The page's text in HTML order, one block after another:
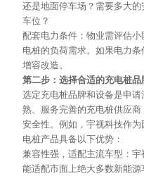
还是地面停车场？需要多大
车位？
配套电力条件：物业需评估
电桩的负荷需求。如果电力
增容改造。
第二步：选择合适的充电桩品
选定充电桩品牌和设备是申
熟、服务完善的充电桩供应
安全性。例如，宇视科技作
电桩产品具备以下优势：
兼容性强，适配主流车型：
能适配市面上绝大多数新能